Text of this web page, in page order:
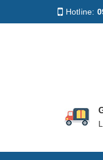
Hotline: